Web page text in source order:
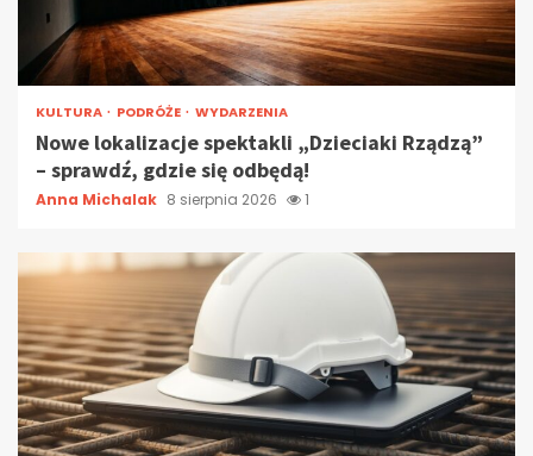
KULTURA PODRÓŻE WYDARZENIA
Nowe lokalizacje spektakli „Dzieciaki Rządzą”
– sprawdź, gdzie się odbędą!
Anna Michalak 8 sierpnia 2026 1